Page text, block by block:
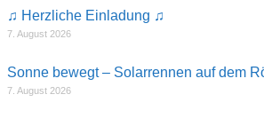
♫ Herzliche Einladung ♫
7. August 2026
Sonne bewegt – Solarrennen auf dem
7. August 2026